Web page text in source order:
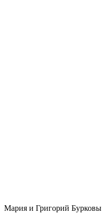
Мария и Григорий Бурковы